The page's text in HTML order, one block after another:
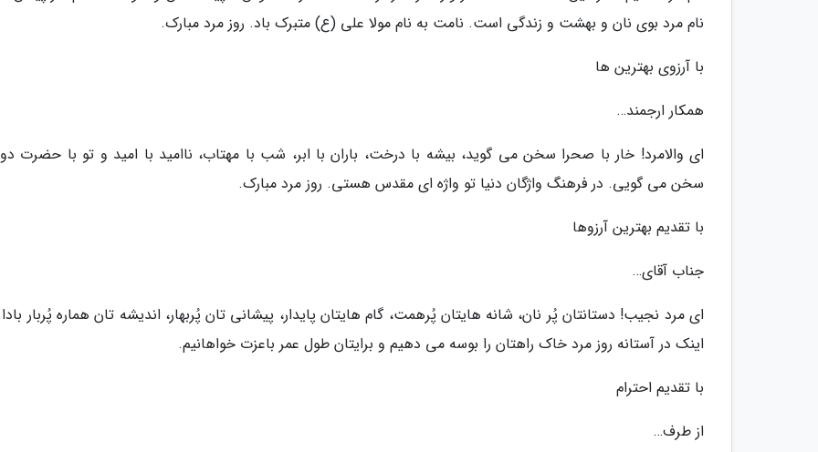
نام مرد بوی نان و بهشت و زندگی است. نامت به نام مولا علی (ع) متبرک باد. روز مرد مبارک.
با آرزوی بهترین ها
همکار ارجمند…
ای والامرد! خار با صحرا سخن می گوید، بیشه با درخت، باران با ابر، شب با مهتاب، ناامید با امید و تو با حضرت
سخن می گویی. در فرهنگ واژگان دنیا تو واژه ای مقدس هستی. روز مرد مبارک.
با تقدیم بهترین آرزوها
جناب آقای…
ای مرد نجیب! دستانتان پُر نان، شانه هایتان پُرهمت، گام هایتان پایدار، پیشانی تان پُربهار، اندیشه تان هماره پُربار
اینک در آستانه روز مرد خاک راهتان را بوسه می دهیم و برایتان طول عمر باعزت خواهانیم.
با تقدیم احترام
از طرف…